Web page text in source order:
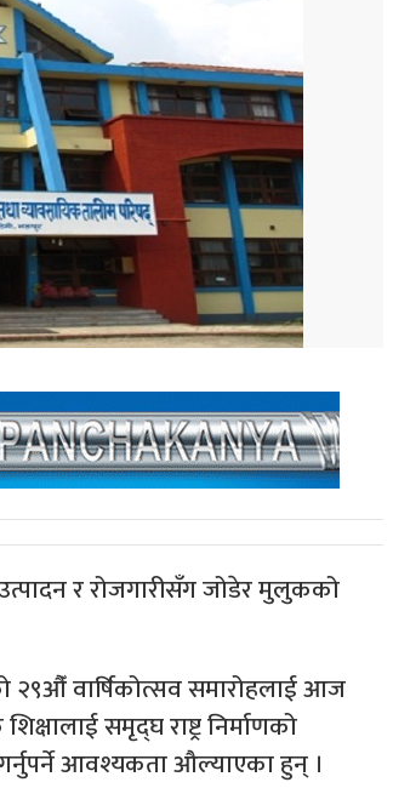
उत्पादन र रोजगारीसँग जोडेर मुलुकको
२९औँ वार्षिकोत्सव समारोहलाई आज
समृद्घ राष्ट्र निर्माणको
आवश्यकता औल्याएका हुन् ।